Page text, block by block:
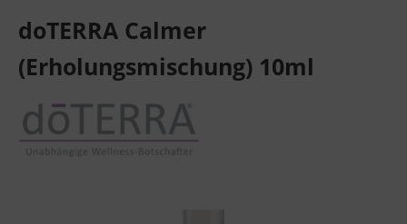
doTERRA Calmer
(Erholungsmischung) 10ml